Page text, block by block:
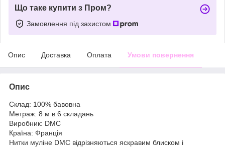
Що таке купити з Пром?
Замовлення під захистом
Опис Доставка Оплата Умови повернення
Опис
Склад: 100% бавовна
Метраж: 8 м в 6 складань
Виробник: DMC
Країна: Франція
Нитки муліне DMC відрізняються яскравим блиском і